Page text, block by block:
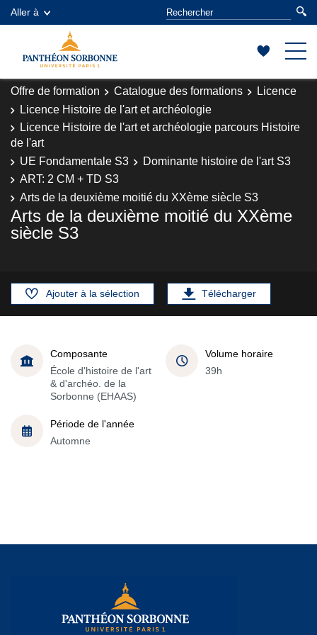
Aller à
Offre de formation Catalogue des formations
Licence
Licence Histoire de l'art et archéologie
Licence Histoire de l'art et archéologie parcours Histoire
de l'art
UE Fondamentale S3
Dominante histoire de l'art S3
ART: 2 CM + TD S3
Arts de la deuxième moitié du XXème siècle S3
Arts de la deuxième moitié du XXème
siècle S3
Ajouter à la sélection Télécharger
Composante
École d'histoire de l'art
& d'archéo. de la
Sorbonne (EHAAS)
Volume horaire
39h
Période de l'année
Automne